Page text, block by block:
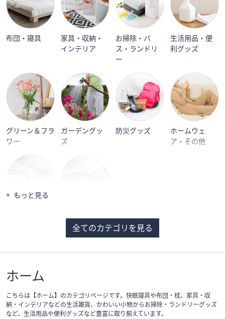
布団・寝具
家具・収納・
インテリア
お掃除・バ
ス・ランドリ
ー
生活用品・便
利グッズ
グリーン＆フラ
ワー
ガーデングッ
ズ
防災グッズ
ホームウェ
ア・その他
もっと見る
全てのカテゴリを見る
ホーム
こちらは【ホーム】のカテゴリページです。快眠寝具や布団・枕、家具・収
納・インテリアなどの生活雑貨、かわいい小物からお掃除・ランドリーグッズ
など、生活用品や便利グッズなど豊富に取り揃えています。